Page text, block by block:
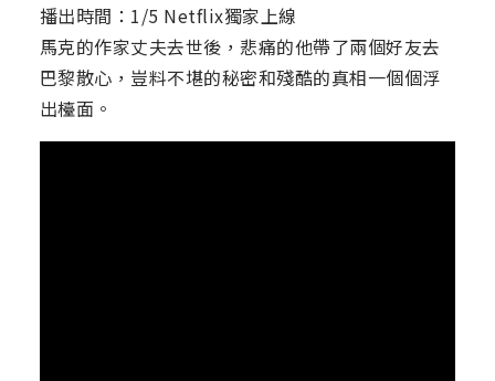
播出時間：1/5 Netflix獨家上線
馬克的作家丈夫去世後，悲痛的他帶了兩個好友去
巴黎散心，豈料不堪的秘密和殘酷的真相一個個浮
出檯面。